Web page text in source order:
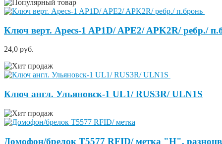
Ключ верт. Apecs-1 AP1D/ APE2/ APK2R/ ребр./
24,0 руб.
Ключ англ. Ульяновск-1 UL1/ RUS3R/ ULN1S
Домофон/брелок Т5577 RFID/ метка "Н",